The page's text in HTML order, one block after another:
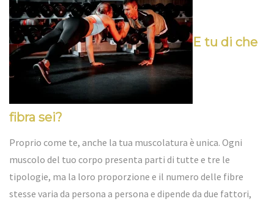
E tu di che
fibra sei?
Proprio come te, anche la tua muscolatura è unica. Ogni
muscolo del tuo corpo presenta parti di tutte e tre le
tipologie, ma la loro proporzione e il numero delle fibre
stesse varia da persona a persona e dipende da due fattori,